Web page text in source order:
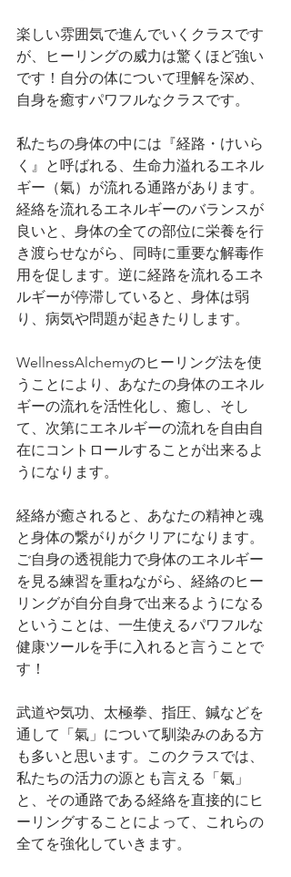
楽しい雰囲気で進んでいくクラスです
が、ヒーリングの威力は驚くほど強い
です！自分の体について理解を深め、
自身を癒すパワフルなクラスです。
私たちの身体の中には『経路・けいら
く』と呼ばれる、生命力溢れるエネル
ギー（氣）が流れる通路があります。
経絡を流れるエネルギーのバランスが
良いと、身体の全ての部位に栄養を行
き渡らせながら、同時に重要な解毒作
用を促します。逆に経路を流れるエネ
ルギーが停滞していると、身体は弱
り、病気や問題が起きたりします。
WellnessAlchemyのヒーリング法を使
うことにより、あなたの身体のエネル
ギーの流れを活性化し、癒し、そし
て、次第にエネルギーの流れを自由自
在にコントロールすることが出来るよ
うになります。
経絡が癒されると、あなたの精神と魂
と身体の繋がりがクリアになります。
ご自身の透視能力で身体のエネルギー
を見る練習を重ねながら、経絡のヒー
リングが自分自身で出来るようになる
ということは、一生使えるパワフルな
健康ツールを手に入れると言うことで
す！
武道や気功、太極拳、指圧、鍼などを
通して「氣」について馴染みのある方
も多いと思います。このクラスでは、
私たちの活力の源とも言える「氣」
と、その通路である経絡を直接的にヒ
ーリングすることによって、これらの
全てを強化していきます。